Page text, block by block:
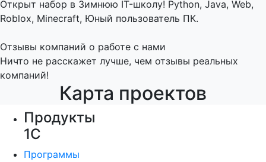
Открыт набор в Зимнюю IT-школу! Python, Java, Web,
Roblox, Minecraft, Юный пользователь ПК.
Отзывы компаний о работе с нами
Ничто не расскажет лучше, чем отзывы реальных
компаний!
Карта проектов
Продукты
1С
Программы